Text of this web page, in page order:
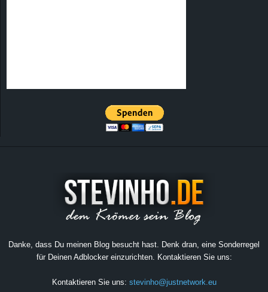
Danke, dass Du meinen Blog besucht hast. Denk dran, eine Sonderregel
für Deinen Adblocker einzurichten. Kontaktieren Sie uns:
Kontaktieren Sie uns: stevinho@justnetwork.eu